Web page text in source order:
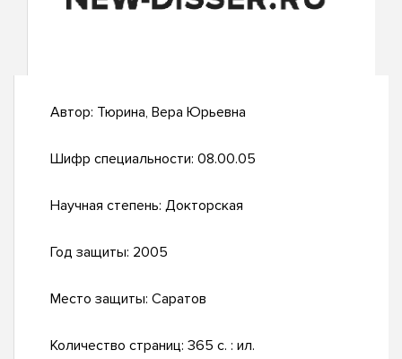
Автор: Тюрина, Вера Юрьевна
Шифр специальности: 08.00.05
Научная степень: Докторская
Год защиты: 2005
Место защиты: Саратов
Количество страниц: 365 с. : ил.